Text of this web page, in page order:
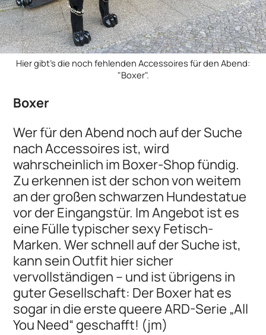
Hier gibt's die noch fehlenden Accessoires für den Abend:
"Boxer".
Boxer
Wer für den Abend noch auf der Suche
nach Accessoires ist, wird
wahrscheinlich im Boxer-Shop fündig.
Zu erkennen ist der schon von weitem
an der großen schwarzen Hundestatue
vor der Eingangstür. Im Angebot ist es
eine Fülle typischer sexy Fetisch-
Marken. Wer schnell auf der Suche ist,
kann sein Outfit hier sicher
vervollständigen – und ist übrigens in
guter Gesellschaft: Der Boxer hat es
sogar in die erste queere ARD-Serie „All
You Need“ geschafft! (jm)